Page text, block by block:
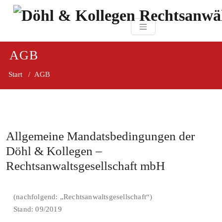
Zum
Döhl & Kollegen
AGB
Start / AGB
Allgemeine Mandatsbedingungen der
Döhl & Kollegen –
Rechtsanwaltsgesellschaft mbH
(nachfolgend: „Rechtsanwaltsgesellschaft“)
Stand: 09/2019